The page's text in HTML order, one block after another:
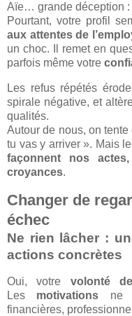
Aïe… grande déception :
Pourtant, votre profil
aux attentes de
un choc. Il remet en
parfois même votre
Les refus répétés
spirale négative, et
qualités.
Autour de nous, on
tu vas y arriver ». Mais
façonnent nos
croyances.
Changer de
échec
Ne rien lâcher :
actions concrètes
Oui, votre volonté
Les motivations ne
financières,